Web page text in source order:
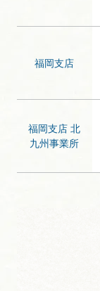
福岡支店
福岡支店 北
九州事業所